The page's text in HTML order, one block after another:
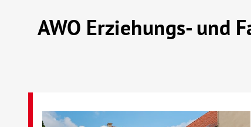
AWO Erziehungs- und